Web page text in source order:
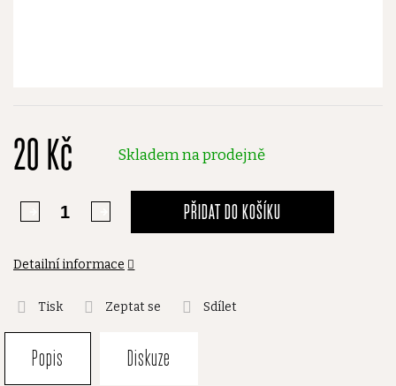
20 Kč Skladem na prodejně
PŘIDAT DO KOŠÍKU
Detailní informace
Tisk Zeptat se Sdílet
Popis Diskuze